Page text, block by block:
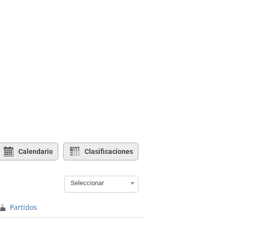
Calendario Clasificaciones
Seleccionar
Partidos